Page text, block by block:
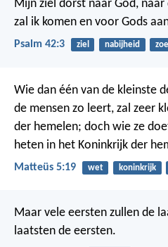
Mijn ziel dorst naar God, naar
zal ik komen en voor Gods
Psalm 42:3 ziel nabijheid
Wie dan één van de kleinste
de mensen zo leert, zal zeer
der hemelen; doch wie ze
heten in het Koninkrijk der
Matteüs 5:19 wet koninkrijk
Maar vele eersten zullen de
laatsten de eersten.